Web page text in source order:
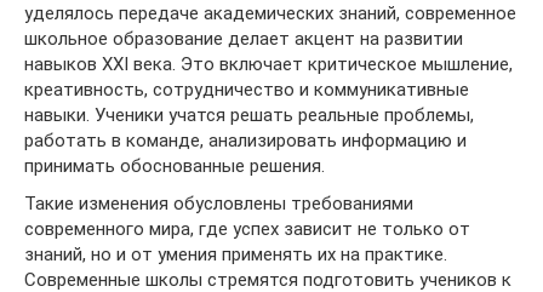
уделялось передаче академических знаний, современное
школьное образование делает акцент на развитии
навыков XXI века. Это включает критическое мышление,
креативность, сотрудничество и коммуникативные
навыки. Ученики учатся решать реальные проблемы,
работать в команде, анализировать информацию и
принимать обоснованные решения.
Такие изменения обусловлены требованиями
современного мира, где успех зависит не только от
знаний, но и от умения применять их на практике.
Современные школы стремятся подготовить учеников к